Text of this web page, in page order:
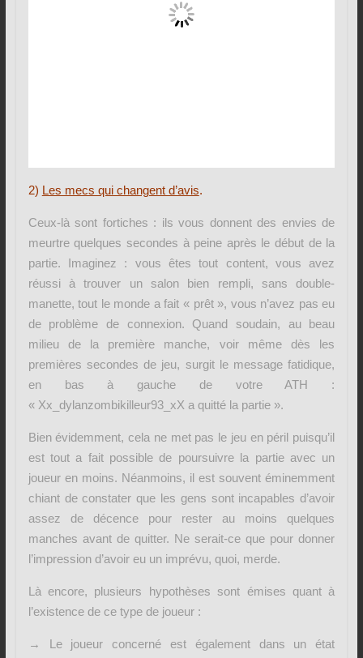
2) Les mecs qui changent d’avis.
Ceux-là sont fortiches : ils vous donnent des envies de
meurtre quelques secondes à peine après le début de la
partie. Imaginez : vous êtes tout content, vous avez
réussi à trouver un salon bien rempli, sans double-
manette, tout le monde a fait « prêt », vous n’avez pas eu
de problème de connexion. Quand soudain, au beau
milieu de la première manche, voir même dès les
premières secondes de jeu, surgit le message fatidique,
en bas à gauche de votre ATH :
« Xx_dylanzombikilleur93_xX a quitté la partie ».
Bien évidemment, cela ne met pas le jeu en péril puisqu’il
est tout a fait possible de poursuivre la partie avec un
joueur en moins. Néanmoins, il est souvent éminemment
chiant de constater que les gens sont incapables d’avoir
assez de décence pour rester au moins quelques
manches avant de quitter. Ne serait-ce que pour donner
l’impression d’avoir eu un imprévu, quoi, merde.
Là encore, plusieurs hypothèses sont émises quant à
l’existence de ce type de joueur :
→ Le joueur concerné est également dans un état